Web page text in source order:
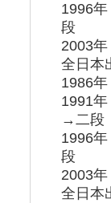
1996
段
2003
全日本
1986
1991
→二段
1996
段
2003
全日本